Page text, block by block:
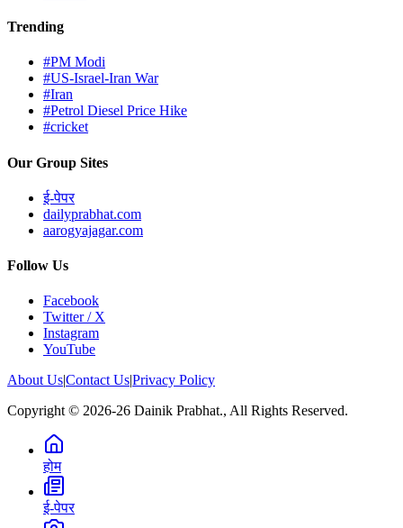
Trending
#PM Modi
#US-Israel-Iran War
#Iran
#Petrol Diesel Price Hike
#cricket
Our Group Sites
ई-पेपर
dailyprabhat.com
aarogyajagar.com
Follow Us
Facebook
Twitter / X
Instagram
YouTube
About Us|Contact Us|Privacy Policy
Copyright © 2026-26 Dainik Prabhat., All Rights Reserved.
होम
ई-पेपर